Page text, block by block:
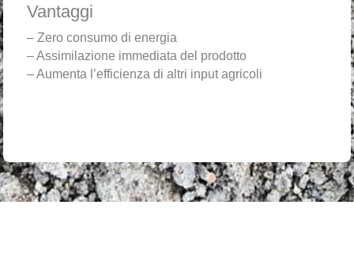
Vantaggi
– Zero consumo di energia
– Assimilazione immediata del prodotto
– Aumenta l’efficienza di altri input agricoli